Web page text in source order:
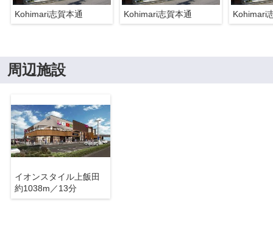
Kohimari志賀本通 Kohimari志賀本通 Kohimari
周辺施設
イオンスタイル上飯田
約1038m／13分